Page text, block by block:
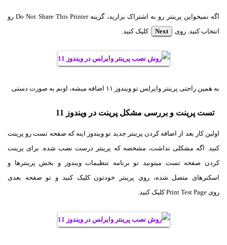
اگه نمیخواین پرینتر رو به اشتراک بزارید، گزینه Do Not Share This Printer رو
انتخاب کنید. روی
Next کلیک کنید.
به همین راحتی پرینتر وایرلس تو ویندوز ۱۱ اضافه میشه، اونم به صورت دستی.
تست پرینت و بررسی مشکل پرینت در ویندوز 11
اولین کار بعد از اضافه کردن پرینتر جدید تو ویندوز اینه که صفحه تست رو پرینت
کنید. اگه مشکلی نداشت، مشخصه که پرینتر درست نصب شده. برای پرینت
کردن صفحه تست میتونید تو برنامه تنظیمات ویندوز و بخش پرینترها و
اسکنرهای متصل شده، روی پرینتر خودتون کلیک کنید و تو صفحه بعدی
روی Print Test Page کلیک کنید.